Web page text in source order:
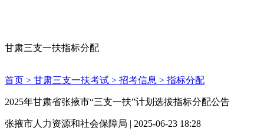
甘肃三支一扶指标分配
首页 > 甘肃三支一扶考试 > 招考信息 > 指标分配
2025年甘肃省张掖市“三支一扶”计划选拔指标分配公告
张掖市人力资源和社会保障局 | 2025-06-23 18:28